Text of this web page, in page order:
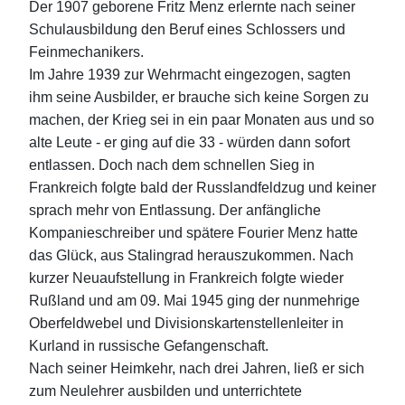
Der 1907 geborene Fritz Menz erlernte nach seiner
Schulausbildung den Beruf eines Schlossers und
Feinmechanikers.
Im Jahre 1939 zur Wehrmacht eingezogen, sagten
ihm seine Ausbilder, er brauche sich keine Sorgen zu
machen, der Krieg sei in ein paar Monaten aus und so
alte Leute - er ging auf die 33 - würden dann sofort
entlassen. Doch nach dem schnellen Sieg in
Frankreich folgte bald der Russlandfeldzug und keiner
sprach mehr von Entlassung. Der anfängliche
Kompanieschreiber und spätere Fourier Menz hatte
das Glück, aus Stalingrad herauszukommen. Nach
kurzer Neuaufstellung in Frankreich folgte wieder
Rußland und am 09. Mai 1945 ging der nunmehrige
Oberfeldwebel und Divisionskartenstellenleiter in
Kurland in russische Gefangenschaft.
Nach seiner Heimkehr, nach drei Jahren, ließ er sich
zum Neulehrer ausbilden und unterrichtete